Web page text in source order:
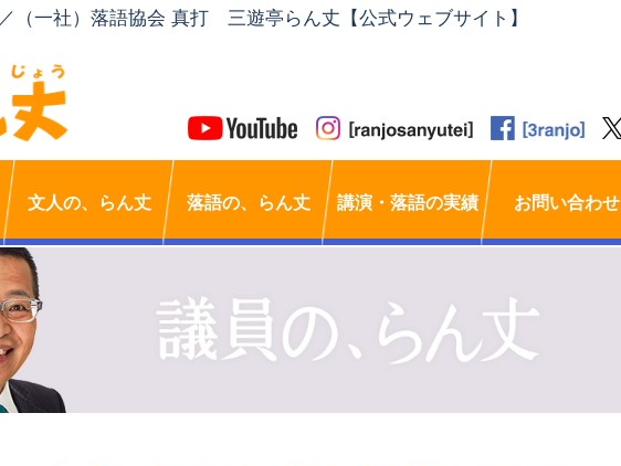
（一社）落語協会 真打 三遊亭らん丈【公式ウェブサイト】
文人の、らん丈 落語の、らん丈 講演・落語の実績 お問い合わせ